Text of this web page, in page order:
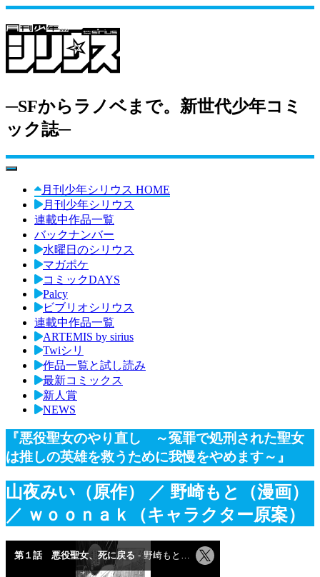
─SFからラノベまで。新世代少年コミ
ック誌─
toggle navigation
月刊少年シリウス HOME
月刊少年シリウス
連載中作品一覧
バックナンバー
水曜日のシリウス
マガポケ
コミックDAYS
Palcy
ビブリオシリウス
連載中作品一覧
ARTEMIS by sirius
Twiシリ
作品一覧と試し読み
最新コミックス
新人賞
NEWS
『悪役聖女のやり直し ～冤罪で処刑された聖女
は推しの英雄を救うために我慢をやめます～』
山夜みい（原作）
／ 野崎もと（漫画）
／ ｗｏｏｎａｋ（キャラクター原案）